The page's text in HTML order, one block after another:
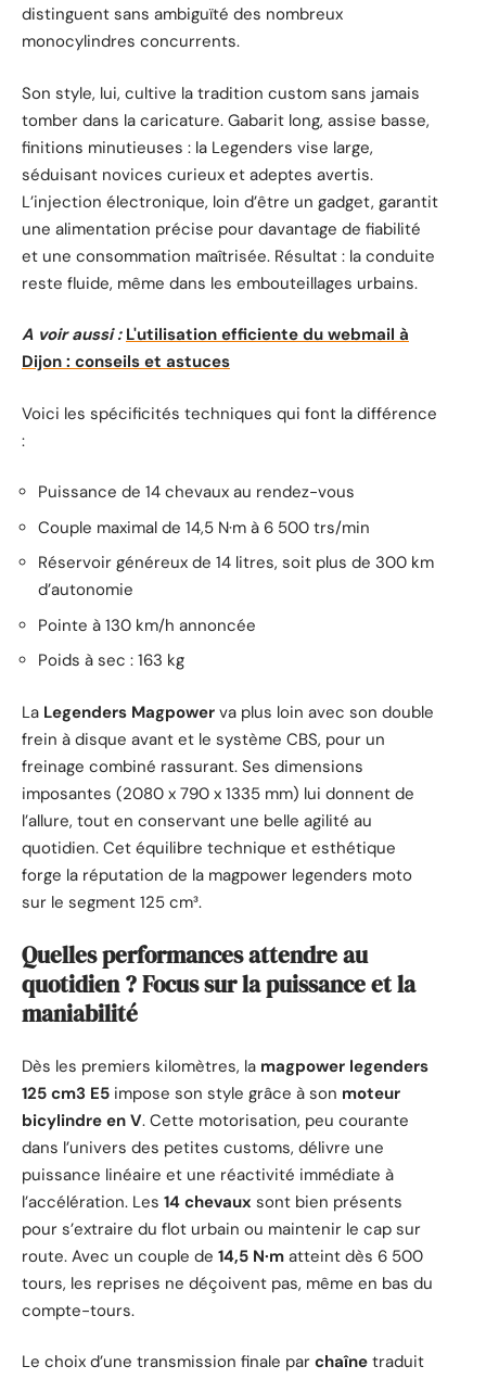
distinguent sans ambiguïté des nombreux
monocylindres concurrents.
Son style, lui, cultive la tradition custom sans jamais
tomber dans la caricature. Gabarit long, assise basse,
finitions minutieuses : la Legenders vise large,
séduisant novices curieux et adeptes avertis.
L’injection électronique, loin d’être un gadget, garantit
une alimentation précise pour davantage de fiabilité
et une consommation maîtrisée. Résultat : la conduite
reste fluide, même dans les embouteillages urbains.
A voir aussi : L'utilisation efficiente du webmail à
Dijon : conseils et astuces
Voici les spécificités techniques qui font la différence
:
Puissance de 14 chevaux au rendez-vous
Couple maximal de 14,5 N·m à 6 500 trs/min
Réservoir généreux de 14 litres, soit plus de 300 km
d’autonomie
Pointe à 130 km/h annoncée
Poids à sec : 163 kg
La Legenders Magpower va plus loin avec son double
frein à disque avant et le système CBS, pour un
freinage combiné rassurant. Ses dimensions
imposantes (2080 x 790 x 1335 mm) lui donnent de
l’allure, tout en conservant une belle agilité au
quotidien. Cet équilibre technique et esthétique
forge la réputation de la magpower legenders moto
sur le segment 125 cm³.
Quelles performances attendre au
quotidien ? Focus sur la puissance et la
maniabilité
Dès les premiers kilomètres, la magpower legenders
125 cm3 E5 impose son style grâce à son moteur
bicylindre en V. Cette motorisation, peu courante
dans l’univers des petites customs, délivre une
puissance linéaire et une réactivité immédiate à
l’accélération. Les 14 chevaux sont bien présents
pour s’extraire du flot urbain ou maintenir le cap sur
route. Avec un couple de 14,5 N·m atteint dès 6 500
tours, les reprises ne déçoivent pas, même en bas du
compte-tours.
Le choix d’une transmission finale par chaîne traduit